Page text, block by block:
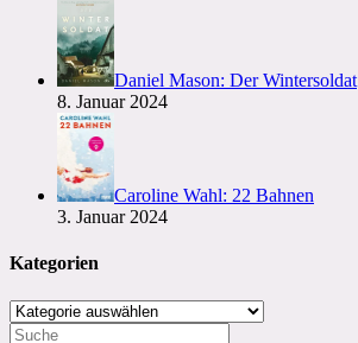
Daniel Mason: Der Wintersoldat
8. Januar 2024
Caroline Wahl: 22 Bahnen
3. Januar 2024
Kategorien
Kategorien